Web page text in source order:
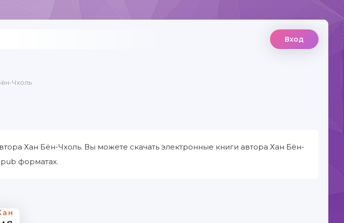
Вход
Чхоль
Хан Бён-Чхоль. Вы можете скачать электронные книги автора Хан Бён-
форматах.